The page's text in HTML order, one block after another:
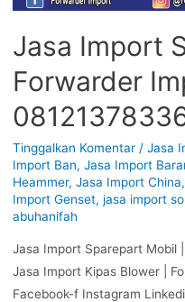
Jasa Import
Forwarder
Tinggalkan Komentar / Jasa
Import Ban, Jasa Import
Heammer, Jasa Import China,
Import Genset, jasa import
abuhanifah
Jasa Import Sparepart Mobil
Jasa Import Kipas Blower |
Facebook-f Instagram